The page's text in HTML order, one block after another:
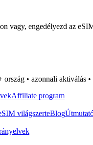
vagy, engedélyezd az
• azonnali aktiválás •
Affiliate program
világszerteBlog